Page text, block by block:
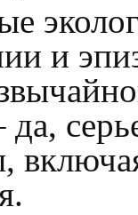
и
да,